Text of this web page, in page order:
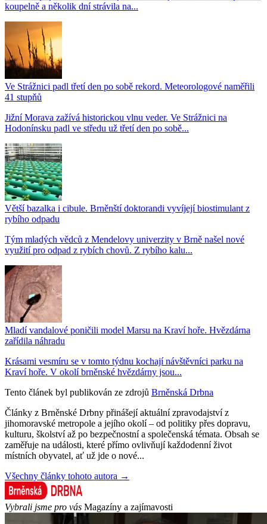
koupelně a několik dní strávila na...
Ve Strážnici padl třetí den po sobě rekord. Meteorologové naměřili
41 stupňů
Jižní Morava zažívá historickou vlnu veder. Ve Strážnici na
Hodonínsku padl ve středu už třetí den po sobě...
Větší bazalka i cibule. Brněnští doktorandi vyvíjejí biostimulant z
rybího odpadu
Tým mladých vědců z Mendelovy univerzity v Brně našel nové
využití pro odpad z rybích chovů. Z rybího kalu...
Mladí vandalové poničili model Marsu na Kraví hoře. Hvězdárna
zařídila náhradu
Krásami vesmíru se v tomto týdnu kochají návštěvníci parku na
Kraví hoře. V okolí brněnské hvězdárny jsou...
Tento článek byl publikován ze zdrojů Brněnská Drbna
Články z Brněnské Drbny přinášejí aktuální zpravodajství z
jihomoravské metropole a jejího okolí – od politiky přes dopravu,
kulturu, školství až po bezpečnostní a společenská témata. Obsah se
zaměřuje na události, které přímo ovlivňují každodenní život
místních obyvatel, ať už jde o nové...
Všechny články tohoto autora →
Vybrali jsme pro vás Magazíny a zajímavosti